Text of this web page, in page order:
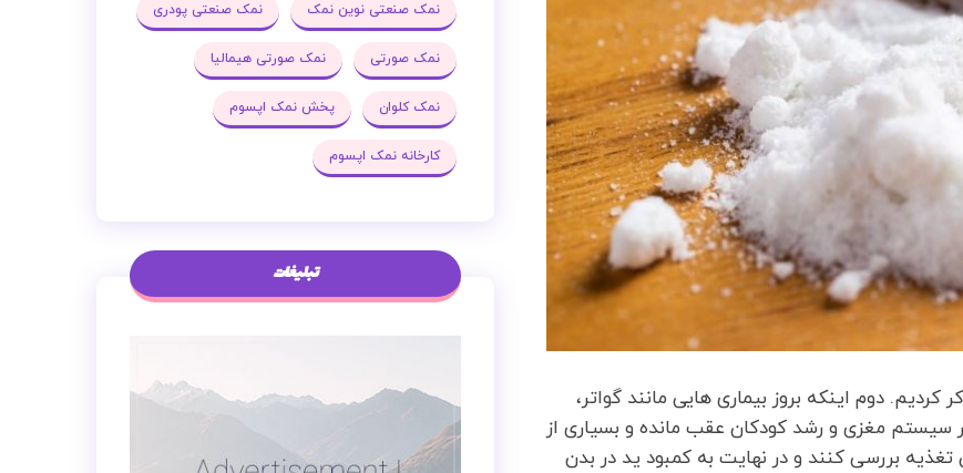
کردیم. دوم اینکه بروز بیماری هایی مانند گواتر،
سیستم مغزی و رشد کودکان عقب مانده و بسیاری از
بررسی کنند و در نهایت به کمبود ید در بدن
نمک صنعتی نوین نمک نمک صنعتی پودری
نمک صورتی نمک صورتی هیمالیا
نمک کلوان پخش نمک اپسوم
کارخانه نمک اپسوم
تبلیغات